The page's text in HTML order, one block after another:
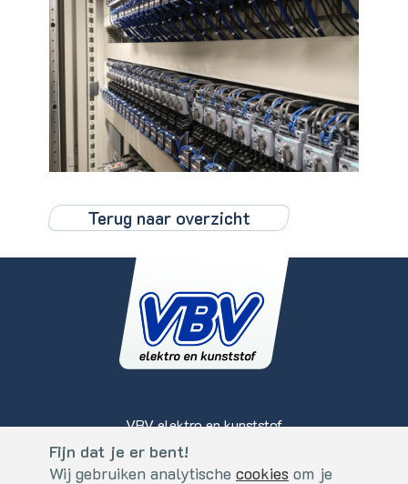
Fijn dat je er bent!
Wij gebruiken analytische cookies om je
Terug naar overzicht
VBV elektro en kunststof
Koperslagerstraat 2
5405 BS, Uden - Nederland
Cookies
Fijn dat je er bent!